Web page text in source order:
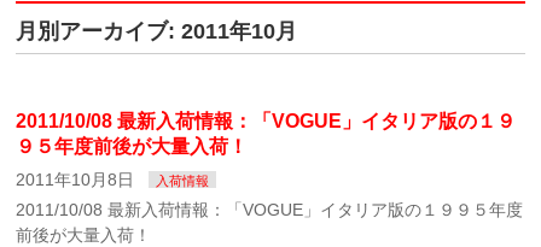
月別アーカイブ: 2011年10月
2011/10/08 最新入荷情報：「VOGUE」イタリア版の１９
９５年度前後が大量入荷！
2011年10月8日 入荷情報
2011/10/08 最新入荷情報：「VOGUE」イタリア版の１９９５年度
前後が大量入荷！